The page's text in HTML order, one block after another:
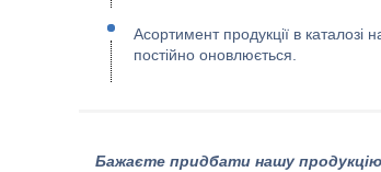
Асортимент продукції в каталозі
постійно оновлюється.
Бажаєте придбати нашу